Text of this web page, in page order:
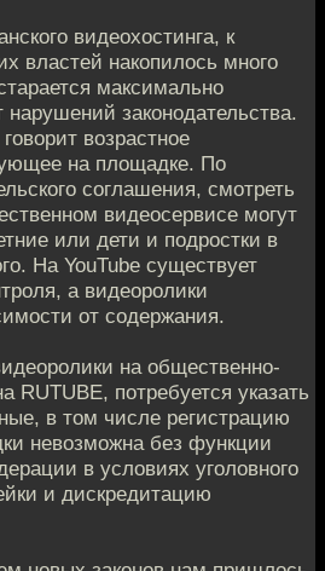
видеохостинга, к
властей накопилось много
максимально
нарушений законодательства.
возрастное
на площадке. По
соглашения, смотреть
видеосервисе могут
или дети и подростки в
На YouTube существует
а видеоролики
от содержания.
на общественно-
RUTUBE, потребуется указать
в том числе регистрацию
невозможна без функции
в условиях уголовного
и дискредитацию